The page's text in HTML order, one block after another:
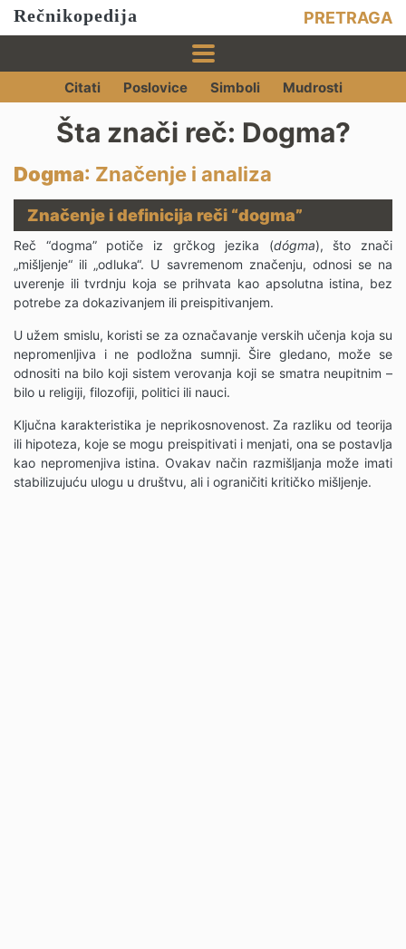
Rečnikopedija PRETRAGA
Citati Poslovice Simboli Mudrosti
Šta znači reč: Dogma?
Dogma: Značenje i analiza
Značenje i definicija reči “dogma”
Reč “dogma” potiče iz grčkog jezika (dógma), što znači
„mišljenje“ ili „odluka“. U savremenom značenju, odnosi se na
uverenje ili tvrdnju koja se prihvata kao apsolutna istina, bez
potrebe za dokazivanjem ili preispitivanjem.
U užem smislu, koristi se za označavanje verskih učenja koja su
nepromenljiva i ne podložna sumnji. Šire gledano, može se
odnositi na bilo koji sistem verovanja koji se smatra neupitnim –
bilo u religiji, filozofiji, politici ili nauci.
Ključna karakteristika je neprikosnovenost. Za razliku od teorija
ili hipoteza, koje se mogu preispitivati i menjati, ona se postavlja
kao nepromenjiva istina. Ovakav način razmišljanja može imati
stabilizujuću ulogu u društvu, ali i ograničiti kritičko mišljenje.